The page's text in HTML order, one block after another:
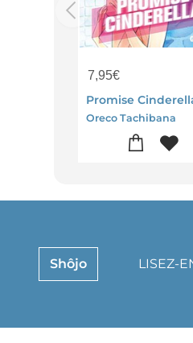
7,95€
Oreco Tachibana
Shôjo LISEZ-